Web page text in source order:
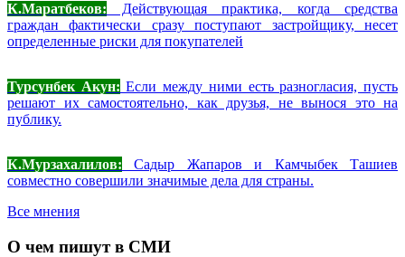
К.Маратбеков: Действующая практика, когда средства
граждан фактически сразу поступают застройщику, несет
определенные риски для покупателей
Турсунбек Акун: Если между ними есть разногласия, пусть
решают их самостоятельно, как друзья, не вынося это на
публику.
К.Мурзахалилов: Садыр Жапаров и Камчыбек Ташиев
совместно совершили значимые дела для страны.
Все мнения
О чем пишут в СМИ